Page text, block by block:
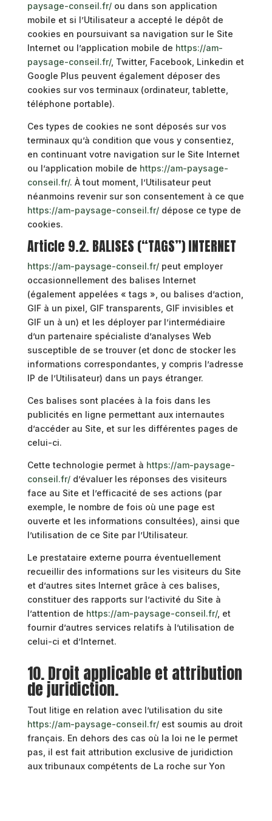
paysage-conseil.fr/ou dans son application
mobile et si l’Utilisateur a accepté le dépôt de
cookies en poursuivant sa navigation sur le Site
Internet ou l’application mobile de https://am-
paysage-conseil.fr/, Twitter, Facebook, Linkedin et
Google Plus peuvent également déposer des
cookies sur vos terminaux (ordinateur, tablette,
téléphone portable).
Ces types de cookies ne sont déposés sur vos
terminaux qu’à condition que vous y consentiez,
en continuant votre navigation sur le Site Internet
ou l’application mobile de https://am-paysage-
conseil.fr/. À tout moment, l’Utilisateur peut
néanmoins revenir sur son consentement à ce que
https://am-paysage-conseil.fr/dépose ce type de
cookies.
Article 9.2. BALISES (“TAGS”) INTERNET
https://am-paysage-conseil.fr/peut employer
occasionnellement des balises Internet
(également appelées « tags », ou balises d’action,
GIF à un pixel, GIF transparents, GIF invisibles et
GIF un à un) et les déployer par l’intermédiaire
d’un partenaire spécialiste d’analyses Web
susceptible de se trouver (et donc de stocker les
informations correspondantes, y compris l’adresse
IP de l’Utilisateur) dans un pays étranger.
Ces balises sont placées à la fois dans les
publicités en ligne permettant aux internautes
d’accéder au Site, et sur les différentes pages de
celui-ci.
Cette technologie permet à https://am-paysage-
conseil.fr/d’évaluer les réponses des visiteurs
face au Site et l’efficacité de ses actions (par
exemple, le nombre de fois où une page est
ouverte et les informations consultées), ainsi que
l’utilisation de ce Site par l’Utilisateur.
Le prestataire externe pourra éventuellement
recueillir des informations sur les visiteurs du Site
et d’autres sites Internet grâce à ces balises,
constituer des rapports sur l’activité du Site à
l’attention de https://am-paysage-conseil.fr/, et
fournir d’autres services relatifs à l’utilisation de
celui-ci et d’Internet.
10. Droit applicable et attribution
de juridiction.
Tout litige en relation avec l’utilisation du site
https://am-paysage-conseil.fr/est soumis au droit
français. En dehors des cas où la loi ne le permet
pas, il est fait attribution exclusive de juridiction
aux tribunaux compétents de La roche sur Yon